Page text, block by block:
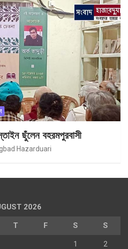
ছুঁলেন বহরমপুরবাসী
Hazarduari
2026
T F S S
1 2